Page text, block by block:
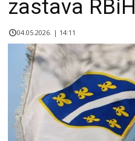
zastava RBiH
04.05.2026. | 14:11